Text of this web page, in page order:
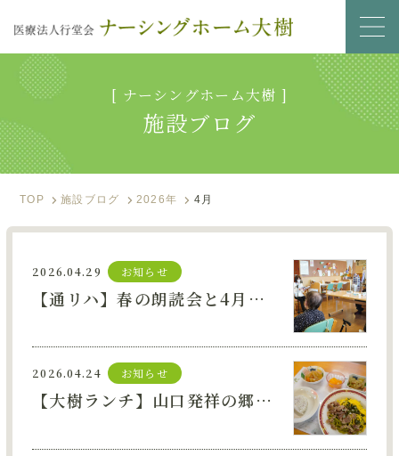
サービス内容
入居のご案内
フォトアルバム
資料ダウンロード
お問い合わせ
[ ナーシングホーム大樹 ]
施設ブログ
TOP 施設ブログ 2026年 4月
2026.04.29 お知らせ
【通リハ】春の朗読会と4月のお誕生日会を行いました
2026.04.24 お知らせ
【大樹ランチ】山口発祥の郷土料理！瓦そば